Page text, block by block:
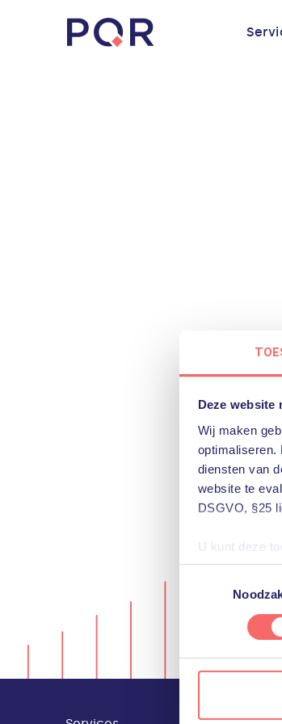
Deze website
Wij maken
optimaliseren.
diensten van
website te
DSGVO, §25
U kunt deze
u het gebruik
Meer
het gebruik